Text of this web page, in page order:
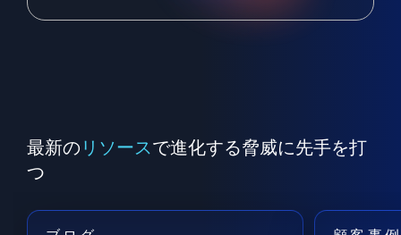
最新の リソースで進化する脅威に先手を打
つ